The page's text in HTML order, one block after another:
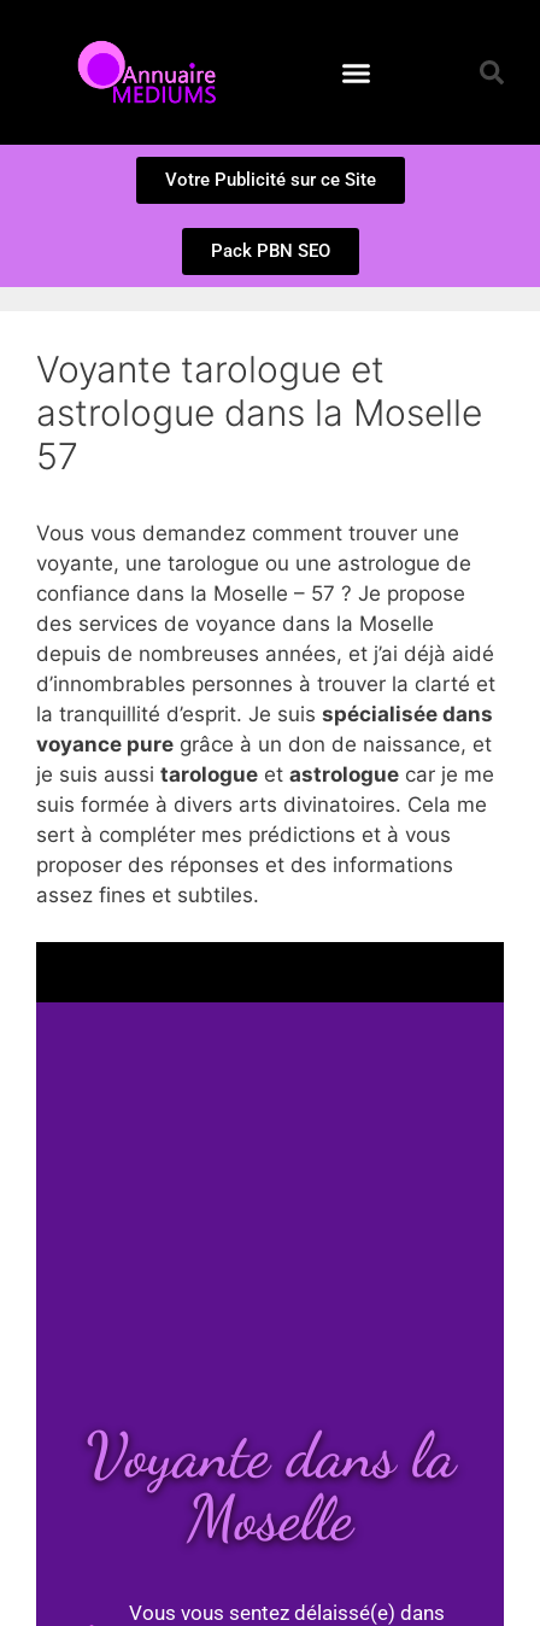
Votre Publicité sur ce Site
Pack PBN SEO
Voyante tarologue et
astrologue dans la Moselle
57
Vous vous demandez comment trouver une
voyante, une tarologue ou une astrologue de
confiance dans la Moselle – 57 ? Je propose
des services de voyance dans la Moselle
depuis de nombreuses années, et j’ai déjà aidé
d’innombrables personnes à trouver la clarté et
la tranquillité d’esprit. Je suis spécialisée dans
voyance pure grâce à un don de naissance, et
je suis aussi tarologue et astrologue car je me
suis formée à divers arts divinatoires. Cela me
sert à compléter mes prédictions et à vous
proposer des réponses et des informations
assez fines et subtiles.
Voyante dans la
Moselle
Vous vous sentez délaissé(e) dans